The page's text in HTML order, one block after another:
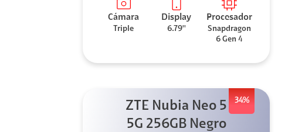
Cámara
Triple
Display
6.79''
Procesador
Snapdragon
6 Gen 4
34%
ZTE Nubia Neo 5
5G 256GB Negro